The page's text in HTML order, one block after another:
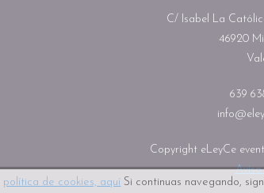
política de cookies, aquí Si continuas navegando,
C/ Isabel La
46920
639
Copyright eLeyCe
Aviso